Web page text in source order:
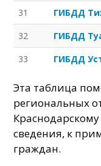
31
ГИБДД
32
ГИБДД
33
ГИБДД
Эта таблица
региональных
сведения, к
граждан.